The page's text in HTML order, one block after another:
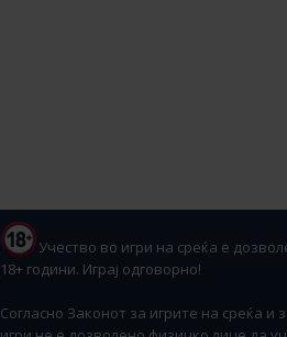
Учество во игри на среќа е
18+ години. Играј одговорно!
Согласно Законот за игрите на среќа и